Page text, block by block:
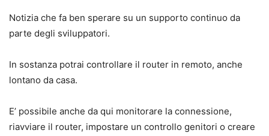
Notizia che fa ben sperare su un supporto continuo da
parte degli sviluppatori.
In sostanza potrai controllare il router in remoto, anche
lontano da casa.
E’ possibile anche da qui monitorare la connessione,
riavviare il router, impostare un controllo genitori o creare